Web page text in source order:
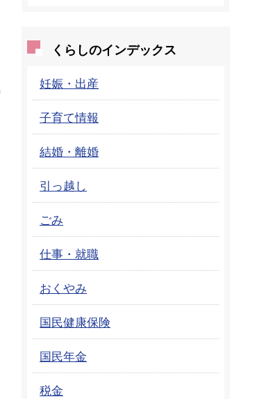
くらしのインデックス
妊娠・出産
子育て情報
結婚・離婚
引っ越し
ごみ
仕事・就職
おくやみ
国民健康保険
国民年金
税金